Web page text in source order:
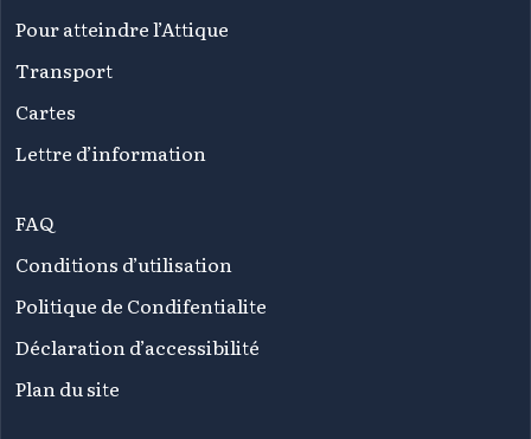
Pour atteindre l’Attique
Transport
Cartes
Lettre d’information
FAQ
Conditions d’utilisation
Politique de Condifentialite
Déclaration d’accessibilité
Plan du site